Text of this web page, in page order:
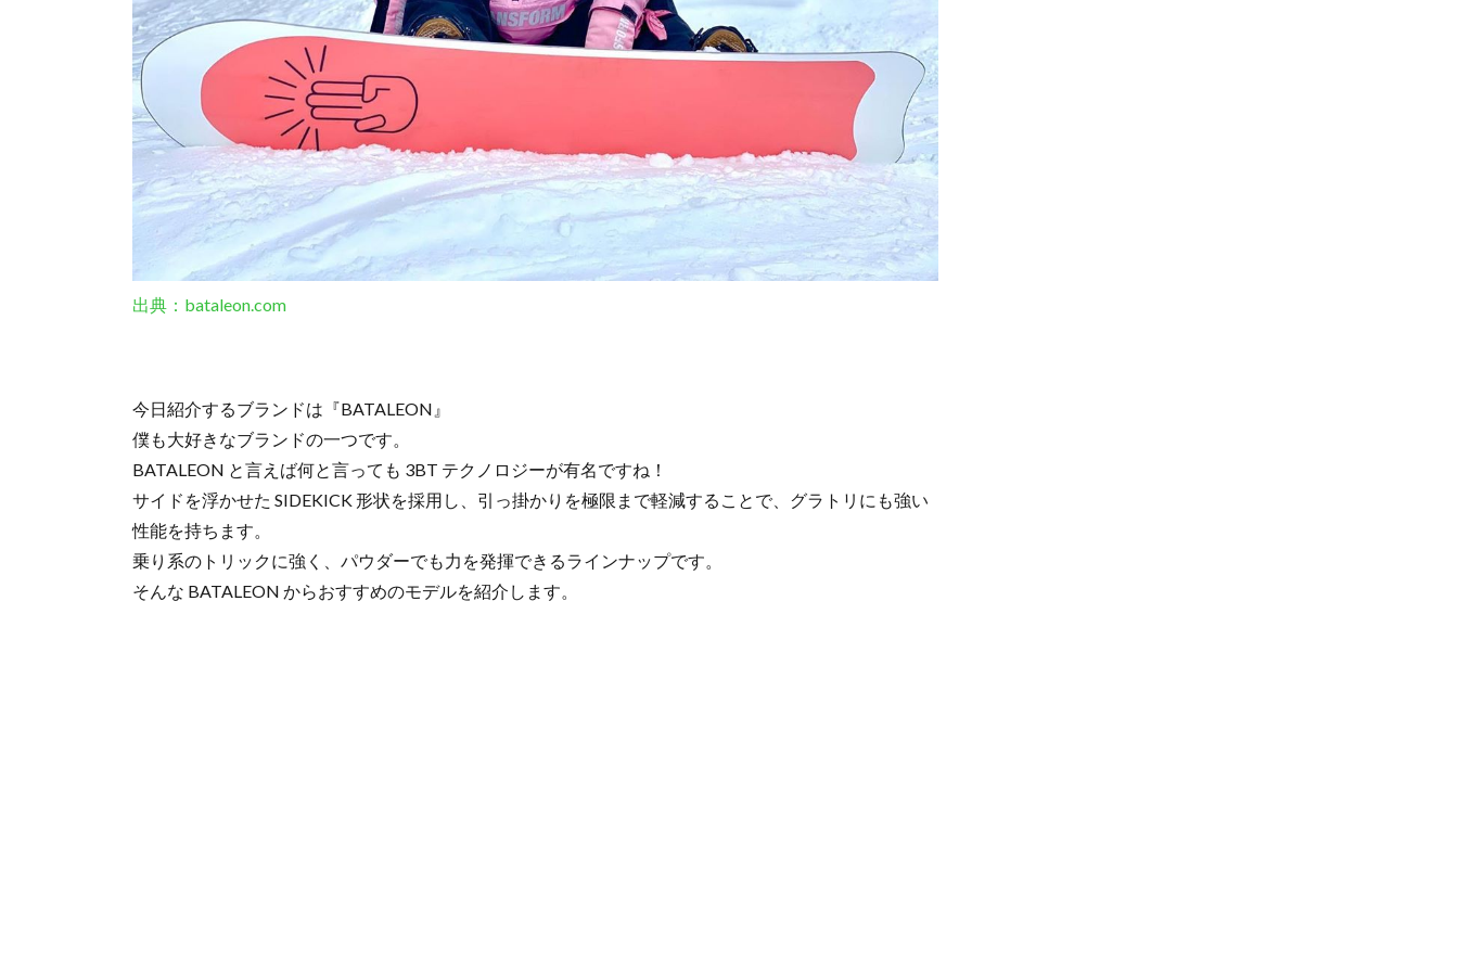
出典：bataleon.com
今日紹介するブランドは『BATALEON』
僕も大好きなブランドの一つです。
BATALEON と言えば何と言っても 3BT テクノロジーが有名ですね！
サイドを浮かせた SIDEKICK 形状を採用し、引っ掛かりを極限まで軽減することで、グラトリにも強い
性能を持ちます。
乗り系のトリックに強く、パウダーでも力を発揮できるラインナップです。
そんな BATALEON からおすすめのモデルを紹介します。